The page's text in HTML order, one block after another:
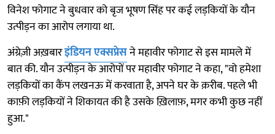
विनेश फोगाट ने बुधवार को बृज भूषण सिंह पर कई लड़कियों के यौन
उत्पीड़न का आरोप लगाया था.
अंग्रेज़ी अख़बारइंडियन एक्सप्रेसने महावीर फोगाट से इस मामले में
बात की. यौन उत्पीड़न के आरोपों पर महावीर फोगाट ने कहा, "वो हमेशा
लड़कियों का कैंप लखनऊ में करवाता है, अपने घर के क़रीब. पहले भी
काफ़ी लड़कियों ने शिकायत की है उसके ख़िलाफ़, मगर कभी कुछ नहीं
हुआ."